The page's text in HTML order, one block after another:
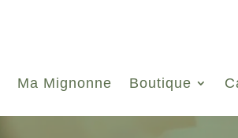
Ma Mignonne Boutique